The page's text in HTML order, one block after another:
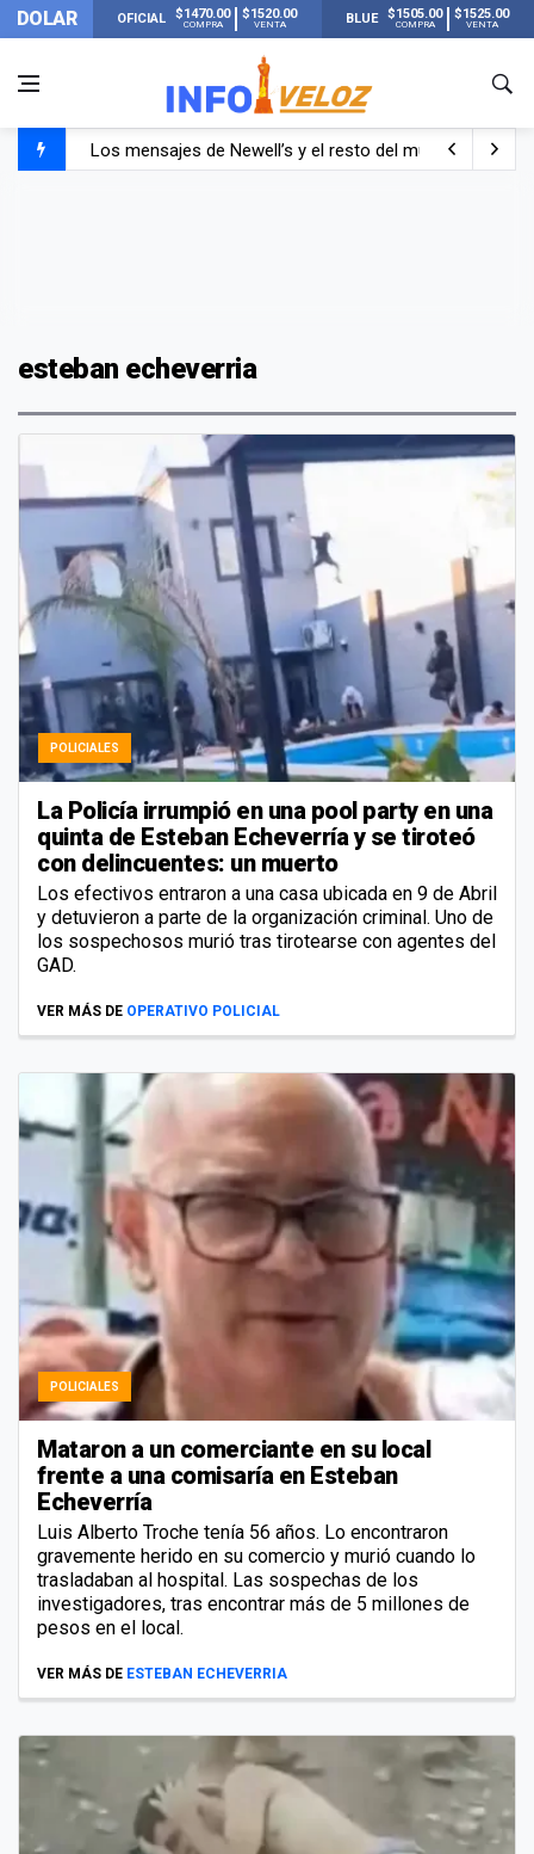
DOLAR OFICIAL $1470.00
COMPRA
$1520.00
VENTA BLUE $1505.00
COMPRA
$1525.00
VENTA
Los mensajes de Newell’s y el resto del mundo del
esteban echeverria
POLICIALES
La Policía irrumpió en una pool party en una
quinta de Esteban Echeverría y se tiroteó
con delincuentes: un muerto
Los efectivos entraron a una casa ubicada en 9 de Abril
y detuvieron a parte de la organización criminal. Uno de
los sospechosos murió tras tirotearse con agentes del
GAD.
VER MÁS DE OPERATIVO POLICIAL
POLICIALES
Mataron a un comerciante en su local
frente a una comisaría en Esteban
Echeverría
Luis Alberto Troche tenía 56 años. Lo encontraron
gravemente herido en su comercio y murió cuando lo
trasladaban al hospital. Las sospechas de los
investigadores, tras encontrar más de 5 millones de
pesos en el local.
VER MÁS DE ESTEBAN ECHEVERRIA